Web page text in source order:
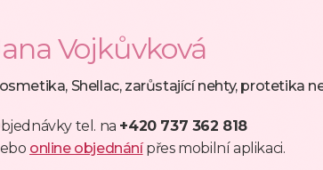
Vojkůvková
Shellac, zarůstající nehty, protetika
tel. na +420 737 362 818
online objednánípřes mobilní aplikaci.